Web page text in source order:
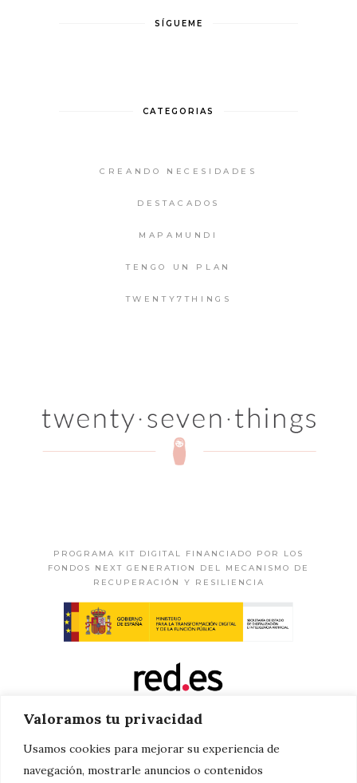
Valoramos tu privacidad
Usamos cookies para mejorar su experiencia de
navegación, mostrarle anuncios o contenidos
SÍGUEME
CATEGORIAS
CREANDO NECESIDADES
DESTACADOS
MAPAMUNDI
TENGO UN PLAN
TWENTY7THINGS
PROGRAMA KIT DIGITAL FINANCIADO POR LOS
FONDOS NEXT GENERATION DEL MECANISMO DE
RECUPERACIÓN Y RESILIENCIA